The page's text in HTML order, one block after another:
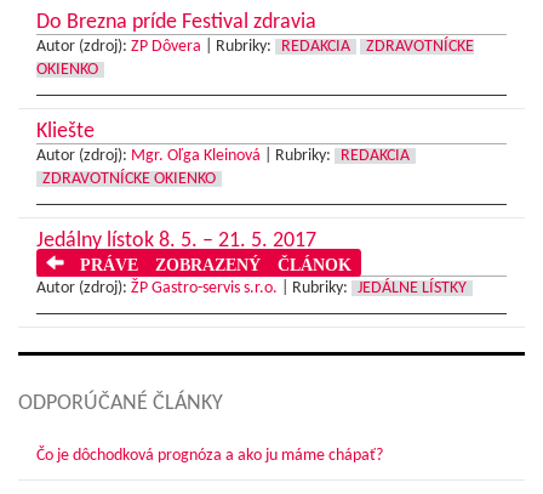
Do Brezna príde Festival zdravia
Autor (zdroj): ZP Dôvera Rubriky: REDAKCIA
ZDRAVOTNÍCKE
OKIENKO
Kliešte
Autor (zdroj): Mgr. Oľga Kleinová Rubriky:
REDAKCIA
ZDRAVOTNÍCKE OKIENKO
Jedálny lístok 8. 5. – 21. 5. 2017
PRÁVE ZOBRAZENÝ ČLÁNOK
Autor (zdroj): ŽP Gastro-servis s.r.o. Rubriky: JEDÁLNE LÍSTKY
ODPORÚČANÉ ČLÁNKY
Čo je dôchodková prognóza a ako ju máme chápať?